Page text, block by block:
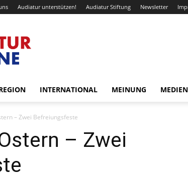
Audiatur unterstützen! Audiatur Stiftung Newsletter
INTERNATIONAL MEINUNG MEDIEN
– Zwei Befreiungsfeste
– Zwei